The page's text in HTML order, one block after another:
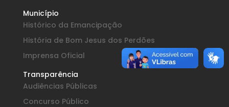
Município
Histórico da Emancipação
História de Bom Jesus dos Perdões
Imprensa Oficial
Transparência
Audiências Públicas
Concurso Público